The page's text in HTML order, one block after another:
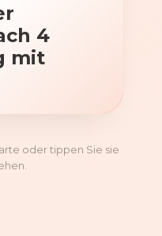
4
mit
oder tippen Sie sie